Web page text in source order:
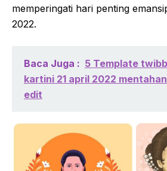
memperingati hari penting
2022.
Baca Juga : 5 Template
kartini 21 april 2022
edit